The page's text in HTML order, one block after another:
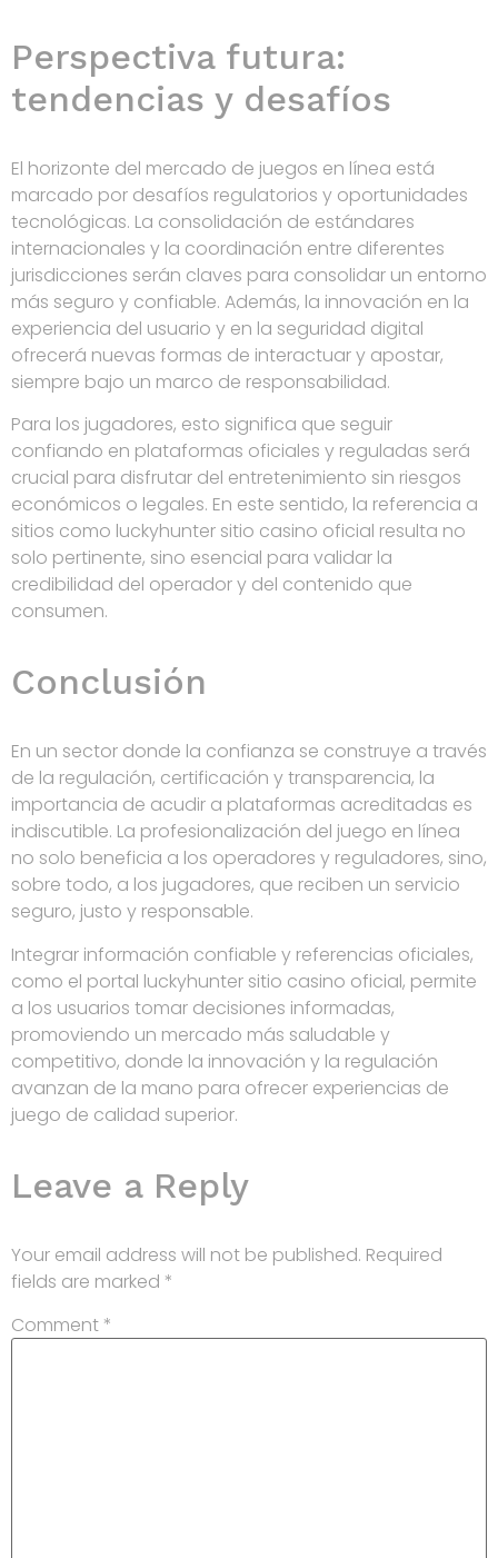
Perspectiva futura:
tendencias y desafíos
El horizonte del mercado de juegos en línea está
marcado por desafíos regulatorios y oportunidades
tecnológicas. La consolidación de estándares
internacionales y la coordinación entre diferentes
jurisdicciones serán claves para consolidar un entorno
más seguro y confiable. Además, la innovación en la
experiencia del usuario y en la seguridad digital
ofrecerá nuevas formas de interactuar y apostar,
siempre bajo un marco de responsabilidad.
Para los jugadores, esto significa que seguir
confiando en plataformas oficiales y reguladas será
crucial para disfrutar del entretenimiento sin riesgos
económicos o legales. En este sentido, la referencia a
sitios como luckyhunter sitio casino oficial resulta no
solo pertinente, sino esencial para validar la
credibilidad del operador y del contenido que
consumen.
Conclusión
En un sector donde la confianza se construye a través
de la regulación, certificación y transparencia, la
importancia de acudir a plataformas acreditadas es
indiscutible. La profesionalización del juego en línea
no solo beneficia a los operadores y reguladores, sino,
sobre todo, a los jugadores, que reciben un servicio
seguro, justo y responsable.
Integrar información confiable y referencias oficiales,
como el portal luckyhunter sitio casino oficial, permite
a los usuarios tomar decisiones informadas,
promoviendo un mercado más saludable y
competitivo, donde la innovación y la regulación
avanzan de la mano para ofrecer experiencias de
juego de calidad superior.
Leave a Reply
Your email address will not be published. Required
fields are marked *
Comment *